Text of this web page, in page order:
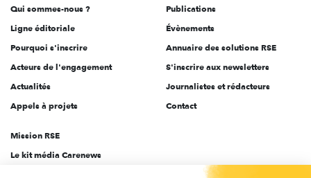
Qui sommes-nous ?
Ligne éditoriale
Pourquoi s'inscrire
Acteurs de l'engagement
Actualités
Appels à projets
Publications
Évènements
Annuaire des solutions RSE
S'inscrire aux newsletters
Journalistes et rédacteurs
Contact
Mission RSE
Le kit média Carenews